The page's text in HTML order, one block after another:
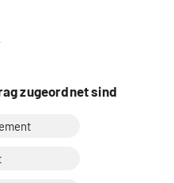
zugeordnet sind